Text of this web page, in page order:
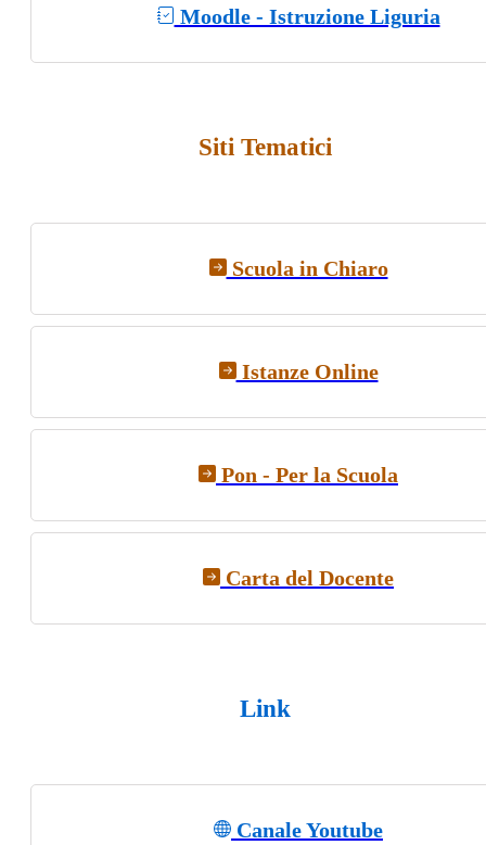
Moodle - Istruzione Liguria
Siti Tematici
Scuola in Chiaro
Istanze Online
Pon - Per la Scuola
Carta del Docente
Link
Canale Youtube